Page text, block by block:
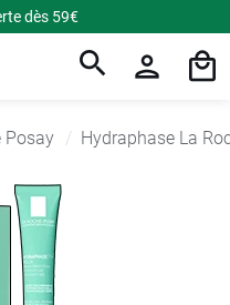
dès 59€
Posay Hydraphase La